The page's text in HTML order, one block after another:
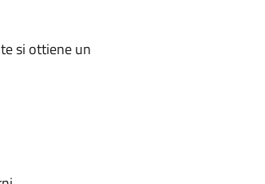
si ottiene un